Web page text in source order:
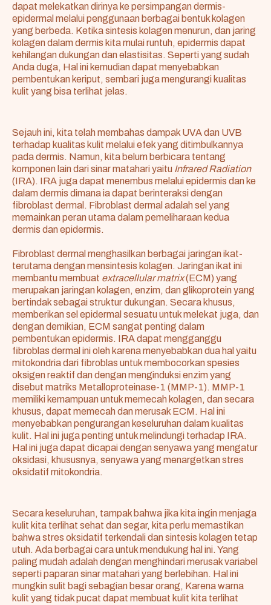
dapat melekatkan dirinya ke persimpangan dermis-
epidermal melalui penggunaan berbagai bentuk kolagen
yang berbeda. Ketika sintesis kolagen menurun, dan jaring
kolagen dalam dermis kita mulai runtuh, epidermis dapat
kehilangan dukungan dan elastisitas. Seperti yang sudah
Anda duga, Hal ini kemudian dapat menyebabkan
pembentukan keriput, sembari juga mengurangi kualitas
kulit yang bisa terlihat jelas.
Sejauh ini, kita telah membahas dampak UVA dan UVB
terhadap kualitas kulit melalui efek yang ditimbulkannya
pada dermis. Namun, kita belum berbicara tentang
komponen lain dari sinar matahari yaitu Infrared Radiation
(IRA). IRA juga dapat menembus melalui epidermis dan ke
dalam dermis dimana ia dapat berinteraksi dengan
fibroblast dermal. Fibroblast dermal adalah sel yang
memainkan peran utama dalam pemeliharaan kedua
dermis dan epidermis.
Fibroblast dermal menghasilkan berbagai jaringan ikat-
terutama dengan mensintesis kolagen. Jaringan ikat ini
membantu membuat extracellular matrix(ECM) yang
merupakan jaringan kolagen, enzim, dan glikoprotein yang
bertindak sebagai struktur dukungan. Secara khusus,
memberikan sel epidermal sesuatu untuk melekat juga, dan
dengan demikian, ECM sangat penting dalam
pembentukan epidermis. IRA dapat mengganggu
fibroblas dermal ini oleh karena menyebabkan dua hal yaitu
mitokondria dari fibroblas untuk membocorkan spesies
oksigen reaktif dan dengan menginduksi enzim yang
disebut matriks Metalloproteinase-1 (MMP-1). MMP-1
memiliki kemampuan untuk memecah kolagen, dan secara
khusus, dapat memecah dan merusak ECM. Hal ini
menyebabkan pengurangan keseluruhan dalam kualitas
kulit. Hal ini juga penting untuk melindungi terhadap IRA.
Hal ini juga dapat dicapai dengan senyawa yang mengatur
oksidasi, khususnya, senyawa yang menargetkan stres
oksidatif mitokondria.
Secara keseluruhan, tampak bahwa jika kita ingin menjaga
kulit kita terlihat sehat dan segar, kita perlu memastikan
bahwa stres oksidatif terkendali dan sintesis kolagen tetap
utuh. Ada berbagai cara untuk mendukung hal ini. Yang
paling mudah adalah dengan menghindari merusak variabel
seperti paparan sinar matahari yang berlebihan. Hal ini
mungkin sulit bagi sebagian besar orang, Karena warna
kulit yang tidak pucat dapat membuat kulit kita terlihat